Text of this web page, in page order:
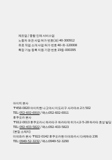
제조업 / 종합 인재 서비스업
노동자 파견 사업 허가 번호(파) 40-300912
유료 직업 소개 사업 허가 번호 40-유-120008
특정 기능 등록 지원 기관 번호 19등-000395
아이치 본사
〒458-0820 아이치현 나고야시 미도리구 사카마쓰 2가 502
TEL:052-602-6910/ 팩스:052-602-6911
후쿠오카 본사
〒812-0013 후쿠오카시 하카타구 하카타역 히가시2-5-28 하카타 효성 빌딩
TEL:092-433-5822/ 팩스:092-433-5823
(본점 소재지)
미야와카 본사 〒822-0142 후쿠오카현 미야와카시 다케하라 236
TEL:0949-52-3232/ 팩스:0949-52-3290